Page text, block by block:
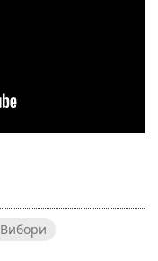
Вибори